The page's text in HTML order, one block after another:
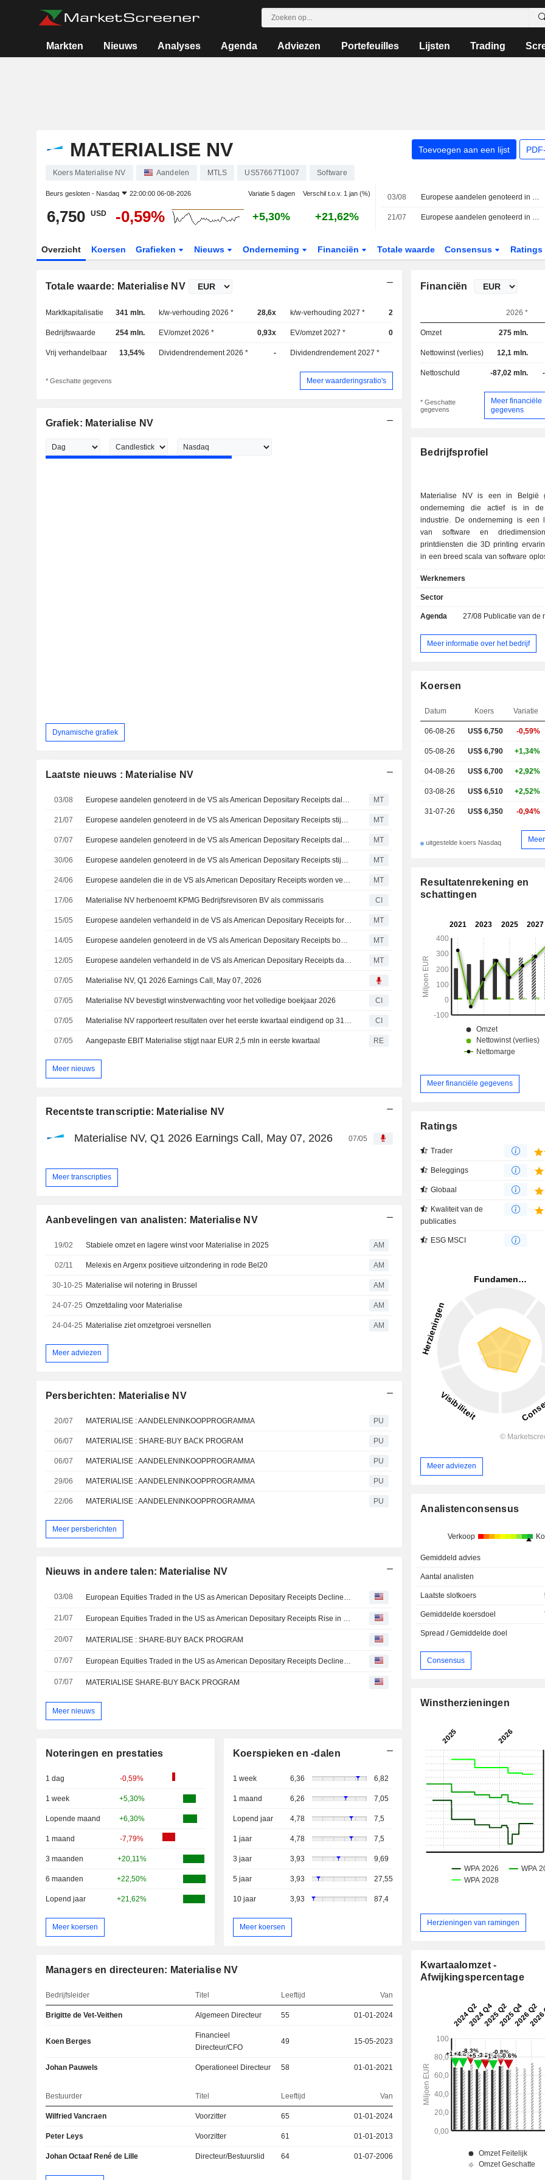
Markten Nieuws Analyses Agenda Adviezen Portefeuilles Lijsten Trading
MATERIALISE NV Toevoegen aan een lijst
Koers Materialise NV Aandelen MTLS US57667T1007 Software
Beurs gesloten - Nasdaq 22:00:00 06-08-2026 Variatie 5 dagen Verschil t.o.v. 1 jan (%)
6,750 USD -0,59% +5,30% +21,62%
03/08 Europese aandelen genoteerd in de VS als American Depositary Receipts dalen tijdens maandaghandel
21/07 Europese aandelen genoteerd in de VS als American Depositary Receipts stijgen tijdens dinsdaghandel
Overzicht Koersen Grafieken Nieuws Onderneming Financiën Totale waarde Consensus Ratings
Totale waarde: Materialise NV
Marktkapitalisatie 341 mln. k/w-verhouding 2026 * 28,6x k/w-verhouding 2027 * 21,1x
Bedrijfswaarde 254 mln. EV/omzet 2026 * 0,93x EV/omzet 2027 * 0,85x
Vrij verhandelbaar 13,54% Dividendrendement 2026 * - Dividendrendement 2027 *
* Geschatte gegevens Meer waarderingsratio's
Grafiek: Materialise NV
Dynamische grafiek
Laatste nieuws : Materialise NV
03/08 Europese aandelen genoteerd in de VS als American Depositary Receipts dalen tijdens maandaghandel MT
21/07 Europese aandelen genoteerd in de VS als American Depositary Receipts stijgen tijdens dinsdaghandel MT
07/07 Europese aandelen genoteerd in de VS als American Depositary Receipts dalen tijdens dinsdaghandel MT
30/06 Europese aandelen genoteerd in de VS als American Depositary Receipts stijgen tijdens dinsdaghandel MT
24/06 Europese aandelen die in de VS als American Depositary Receipts worden verhandeld, dalen tijdens de handel op woensdag MT
17/06 Materialise NV herbenoemt KPMG Bedrijfsrevisoren BV als commissaris CI
15/05 Europese aandelen verhandeld in de VS als American Depositary Receipts fors lager in vrijdaghandel MT
14/05 Europese aandelen genoteerd in de VS als American Depositary Receipts boeken winst in donderdagse handel MT
12/05 Europese aandelen verhandeld in de VS als American Depositary Receipts dalen fors tijdens dinsdagsessie MT
07/05 Materialise NV, Q1 2026 Earnings Call, May 07, 2026
07/05 Materialise NV bevestigt winstverwachting voor het volledige boekjaar 2026 CI
07/05 Materialise NV rapporteert resultaten over het eerste kwartaal eindigend op 31 maart 2026 CI
07/05 Aangepaste EBIT Materialise stijgt naar EUR 2,5 mln in eerste kwartaal RE
Meer nieuws
Recentste transcriptie: Materialise NV
Materialise NV, Q1 2026 Earnings Call, May 07, 2026 07/05
Meer transcripties
Aanbevelingen van analisten: Materialise NV
19/02 Stabiele omzet en lagere winst voor Materialise in 2025 AM
02/11 Melexis en Argenx positieve uitzondering in rode Bel20 AM
30-10-25 Materialise wil notering in Brussel AM
24-07-25 Omzetdaling voor Materialise AM
24-04-25 Materialise ziet omzetgroei versnellen AM
Meer adviezen
Persberichten: Materialise NV
20/07 MATERIALISE : AANDELENINKOOPPROGRAMMA PU
06/07 MATERIALISE : SHARE-BUY BACK PROGRAM PU
06/07 MATERIALISE : AANDELENINKOOPPROGRAMMA PU
29/06 MATERIALISE : AANDELENINKOOPPROGRAMMA PU
22/06 MATERIALISE : AANDELENINKOOPPROGRAMMA PU
Meer persberichten
Nieuws in andere talen: Materialise NV
03/08 European Equities Traded in the US as American Depositary Receipts Decline in Monday Trading
21/07 European Equities Traded in the US as American Depositary Receipts Rise in Tuesday Trading
20/07 MATERIALISE : SHARE-BUY BACK PROGRAM
07/07 European Equities Traded in the US as American Depositary Receipts Decline in Tuesday Trading
07/07 MATERIALISE SHARE-BUY BACK PROGRAM
Meer nieuws
Noteringen en prestaties
1 dag -0,59%
1 week +5,30%
Lopende maand +6,30%
1 maand -7,79%
3 maanden +20,11%
6 maanden +22,50%
Lopend jaar +21,62%
Meer koersen
Koerspieken en -dalen
1 week 6,36 6,82
1 maand 6,26 7,05
Lopend jaar 4,78 7,5
1 jaar 4,78 7,5
3 jaar 3,93 9,69
5 jaar 3,93 27,55
10 jaar 3,93 87,4
Meer koersen
Managers en directeuren: Materialise NV
Bedrijfsleider Titel Leeftijd Van
Brigitte de Vet-Veithen Algemeen Directeur 55 01-01-2024
Koen Berges
Financieel
Directeur/CFO
49 15-05-2023
Johan Pauwels Operationeel Directeur 58 01-01-2021
Bestuurder Titel Leeftijd Van
Wilfried Vancraen Voorzitter 65 01-01-2024
Peter Leys Voorzitter 61 01-01-2013
Johan Octaaf René de Lille Directeur/Bestuurslid 64 01-07-2006
Financiën
2026 *
Omzet 275 mln.
Nettowinst (verlies) 12,1 mln.
Nettoschuld -87,02 mln.
* Geschatte
gegevens
Meer financiële
gegevens
Bedrijfsprofiel
Materialise NV is een in België
onderneming die actief is in de
industrie. De onderneming is een
van software en
printdiensten die 3D printing
in een breed scala van software
bedrijven met drie elementen
kwaliteit, betrouwbaarheid en
printindustrie. De oplossingen zijn
industrieën, waaronder
automotive, lucht-en ruimtevaart,
onder meer in Colombia, Brazilië,
Duitsland en Frankrijk.
Werknemers
Sector
Agenda 27/08 Publicatie van de
Meer informatie over het bedrijf
Koersen
Datum Koers Variatie
06-08-26 US$ 6,750 -0,59%
05-08-26 US$ 6,790 +1,34%
04-08-26 US$ 6,700 +2,92%
03-08-26 US$ 6,510 +2,52%
31-07-26 US$ 6,350 -0,94%
uitgestelde koers Nasdaq
Resultatenrekening en
schattingen
Meer financiële gegevens
Ratings
Trader
Beleggings
Globaal
Kwaliteit van de
publicaties
ESG MSCI
Meer adviezen
Analistenconsensus
Verkoop
Gemiddeld advies
Aantal analisten
Laatste slotkoers
Gemiddelde koersdoel
Spread / Gemiddelde doel
Consensus
Winstherzieningen
Herzieningen van ramingen
Kwartaalomzet -
Afwijkingspercentage